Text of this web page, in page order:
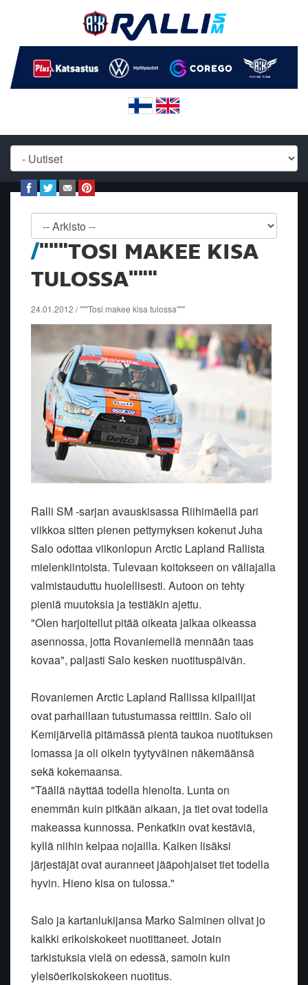
"""TOSI MAKEE KISA
TULOSSA"""
24.01.2012 / """Tosi makee kisa tulossa"""
Ralli SM -sarjan avauskisassa Riihimäellä pari
viikkoa sitten pienen pettymyksen kokenut Juha
Salo odottaa viikonlopun Arctic Lapland Rallista
mielenkiintoista. Tulevaan koitokseen on väliajalla
valmistauduttu huolellisesti. Autoon on tehty
pieniä muutoksia ja testiäkin ajettu.
"Olen harjoitellut pitää oikeata jalkaa oikeassa
asennossa, jotta Rovaniemellä mennään taas
kovaa", paljasti Salo kesken nuotituspäivän.
Rovaniemen Arctic Lapland Rallissa kilpailijat
ovat parhaillaan tutustumassa reittiin. Salo oli
Kemijärvellä pitämässä pientä taukoa nuotituksen
lomassa ja oli oikein tyytyväinen näkemäänsä
sekä kokemaansa.
"Täällä näyttää todella hienolta. Lunta on
enemmän kuin pitkään aikaan, ja tiet ovat todella
makeassa kunnossa. Penkatkin ovat kestäviä,
kyllä niihin kelpaa nojailla. Kaiken lisäksi
järjestäjät ovat auranneet jääpohjaiset tiet todella
hyvin. Hieno kisa on tulossa."
Salo ja kartanlukijansa Marko Salminen olivat jo
kaikki erikoiskokeet nuotittaneet. Jotain
tarkistuksia vielä on edessä, samoin kuin
yleisöerikoiskokeen nuotitus.